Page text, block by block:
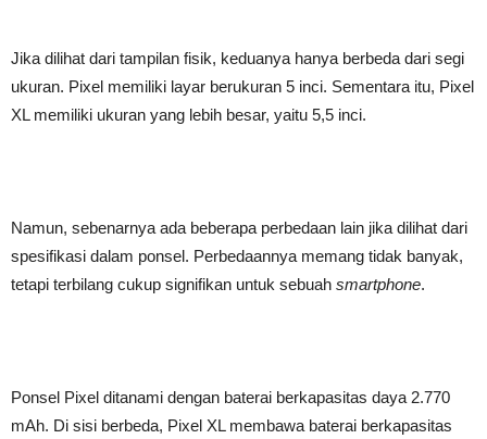
Jika dilihat dari tampilan fisik, keduanya hanya berbeda dari segi
ukuran. Pixel memiliki layar berukuran 5 inci. Sementara itu, Pixel
XL memiliki ukuran yang lebih besar, yaitu 5,5 inci.
Namun, sebenarnya ada beberapa perbedaan lain jika dilihat dari
spesifikasi dalam ponsel. Perbedaannya memang tidak banyak,
tetapi terbilang cukup signifikan untuk sebuah smartphone.
Ponsel Pixel ditanami dengan baterai berkapasitas daya 2.770
mAh. Di sisi berbeda, Pixel XL membawa baterai berkapasitas